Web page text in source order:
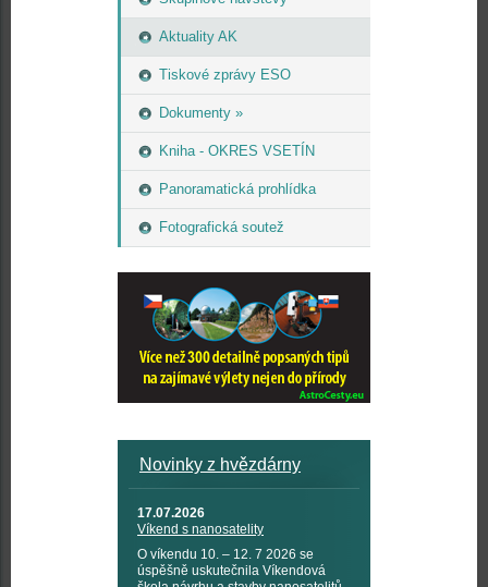
Aktuality AK
Tiskové zprávy ESO
Dokumenty »
Kniha - OKRES VSETÍN
Panoramatická prohlídka
Fotografická soutež
Novinky z hvězdárny
17.07.2026
Víkend s nanosatelity
O víkendu 10. – 12. 7 2026 se
úspěšně uskutečnila Víkendová